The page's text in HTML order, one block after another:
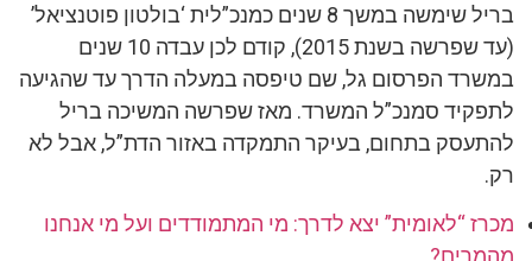
בריל שימשה במשך 8 שנים כמנכ”לית ‘בולטון פוטנציאל’
(עד שפרשה בשנת 2015), קודם לכן עבדה 10 שנים
במשרד הפרסום גל, שם טיפסה במעלה הדרך עד שהגיעה
לתפקיד סמנכ”ל המשרד. מאז שפרשה המשיכה בריל
להתעסק בתחום, בעיקר התמקדה באזור הדת”ל, אבל לא
רק.
מכרז “לאומית” יצא לדרך: מי המתמודדים ועל מי אנחנו
מהמרים?